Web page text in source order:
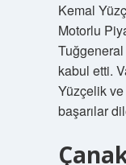
Kemal
Motorlu
Tuğgeneral
kabul etti.
Yüzçelik
başarılar